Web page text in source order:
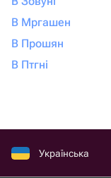
В Мргашен
В Прошян
В Птгні
Українська